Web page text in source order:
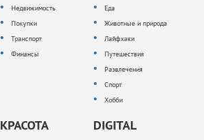
Недвижимость
Покупки
Транспорт
Финансы
Еда
Животные и природа
Лайфхаки
Путешествия
Развлечения
Спорт
Хобби
КРАСОТА DIGITAL